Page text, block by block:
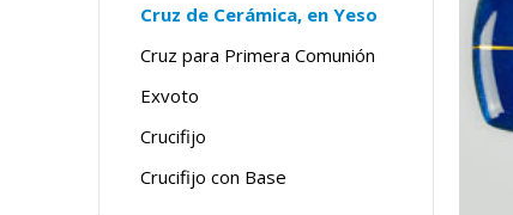
Cruz de Cerámica, en Yeso
Cruz para Primera Comunión
Exvoto
Crucifijo
Crucifijo con Base